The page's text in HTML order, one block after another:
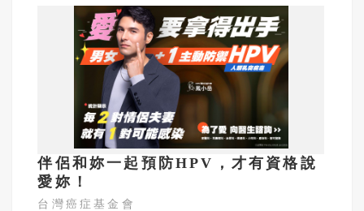
伴侶和妳一起預防HPV，才有資格說
愛妳！
台灣癌症基金會